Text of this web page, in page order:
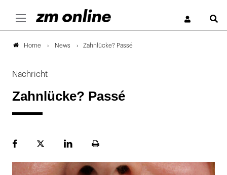
Home News Zahnlücke? Passé
Nachricht
Zahnlücke? Passé
FacebookPlattformLinekdInSeite